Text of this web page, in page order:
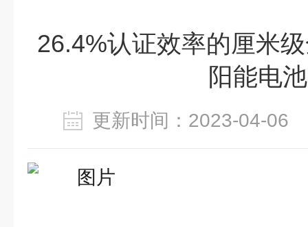
26.4%认证效率的厘米
阳能电池
更新时间：2023-04-